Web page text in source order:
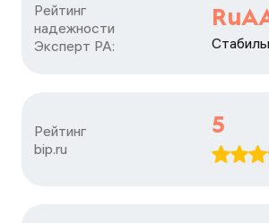
Рейтинг
надежности
Эксперт РА:
Рейтинг
bip.ru
5